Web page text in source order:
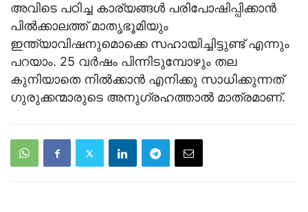
അവിടെ പഠിച്ച കാര്യങ്ങള്‍ പരിപോഷിപ്പിക്കാന്‍
പില്‍ക്കാലത്ത് മാതൃഭൂമിയും
ഇന്ത്യാവിഷനുമൊക്കെ സഹായിച്ചിട്ടുണ്ട് എന്നും
പറയാം. 25 വര്‍ഷം പിന്നിടുമ്പോഴും തല
കുനിയാതെ നില്‍ക്കാന്‍ എനിക്കു സാധിക്കുന്നത്
ഗുരുക്കന്മാരുടെ അനുഗ്രഹത്താല്‍ മാത്രമാണ്.